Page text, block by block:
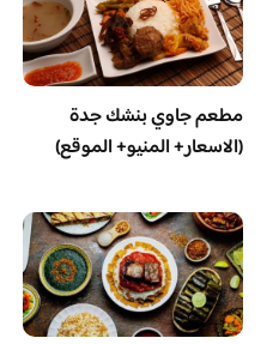
مطعم جاوي بنشك جدة
(الاسعار+ المنيو+ الموقع)